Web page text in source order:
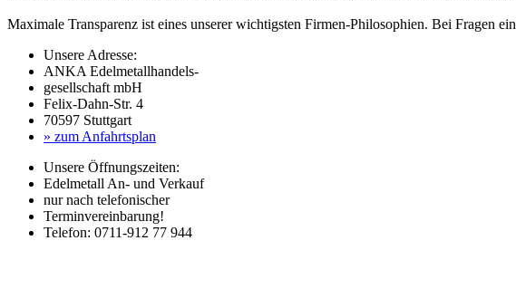
Maximale Transparenz ist eines unserer wichtigsten Firmen-Philosophien. Bei Fragen
Unsere Adresse:
ANKA Edelmetallhandels-
gesellschaft mbH
Felix-Dahn-Str. 4
70597 Stuttgart
» zum Anfahrtsplan
Unsere Öffnungszeiten:
Edelmetall An- und Verkauf
nur nach telefonischer
Terminvereinbarung!
Telefon: 0711-912 77 944